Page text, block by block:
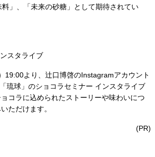
」、「未来の砂糖」として期待されてい
スタライブ
19:00より、辻⼝博啓のInstagramアカウント
琉球」のショコラセミナー インスタライブ
コラに込められたストーリーや味わいにつ
ただけます。
(PR)